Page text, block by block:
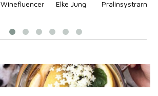
Winefluencer Elke Jung
Pralinsystrarna